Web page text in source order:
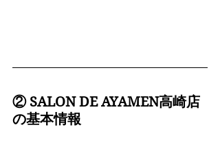
② SALON DE AYAMEN高崎店
の基本情報